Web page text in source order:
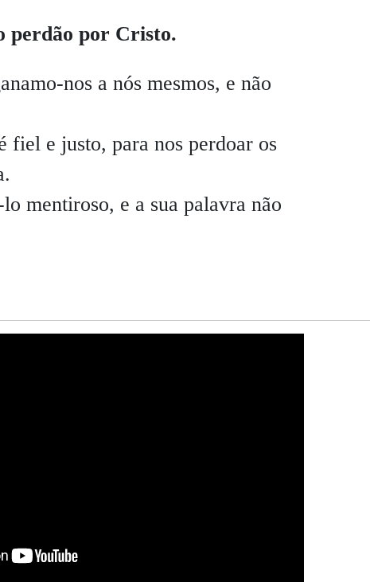
perdão por Cristo.
nos a nós mesmos, e não
fiel e justo, para nos perdoar os
mentiroso, e a sua palavra não